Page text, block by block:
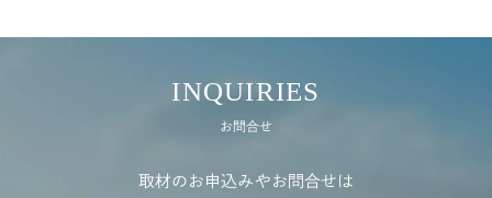
INQUIRIES
お問合せ
取材のお申込みやお問合せは